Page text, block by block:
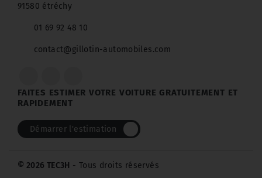
91580 étréchy
01 69 92 48 10
contact@gillotin-automobiles.com
FAITES ESTIMER VOTRE VOITURE GRATUITEMENT ET
RAPIDEMENT
Démarrer l'estimation
© 2026 TEC3H - Tous droits réservés